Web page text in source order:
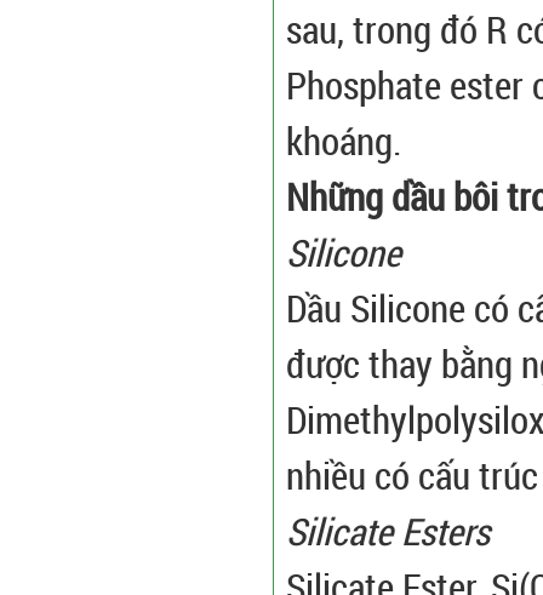
sau, trong đó R
Phosphate ester
khoáng.
Những dầu bôi
Silicone
Dầu Silicone có
được thay bằng
nhiều có cấu
Silicate Esters